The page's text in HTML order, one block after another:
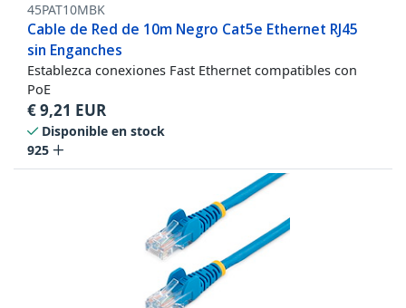
45PAT10MBK
Cable de Red de 10m Negro Cat5e Ethernet RJ45
sin Enganches
Establezca conexiones Fast Ethernet compatibles con
PoE
€9,21 EUR
Disponible en stock
925